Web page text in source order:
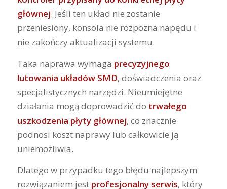
głównej. Jeśli ten układ nie zostanie
przeniesiony, konsola nie rozpozna napędu i
nie zakończy aktualizacji systemu.
Taka naprawa wymaga precyzyjnego
lutowania układów SMD, doświadczenia oraz
specjalistycznych narzędzi. Nieumiejętne
działania mogą doprowadzić do trwałego
uszkodzenia płyty głównej, co znacznie
podnosi koszt naprawy lub całkowicie ją
uniemożliwia.
Dlatego w przypadku tego błędu najlepszym
rozwiązaniem jest profesjonalny serwis, który